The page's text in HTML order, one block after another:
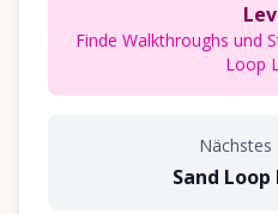
Finde Walkthroughs und
Loop
Nächstes
Sand Loop